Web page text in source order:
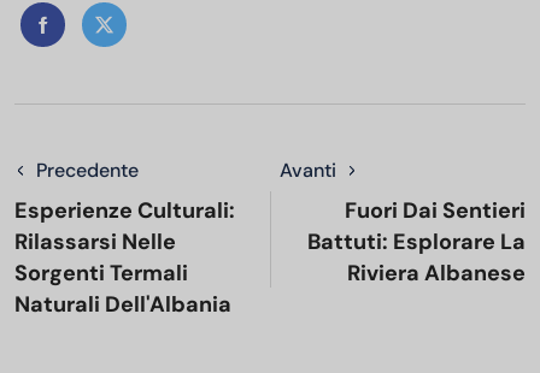
Precedente
Esperienze Culturali:
Rilassarsi Nelle
Sorgenti Termali
Naturali Dell'Albania
Avanti
Fuori Dai Sentieri
Battuti: Esplorare La
Riviera Albanese